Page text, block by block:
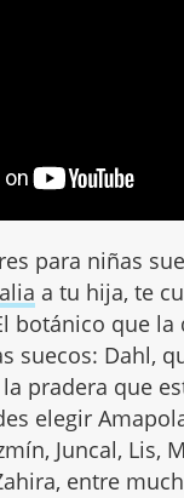
para niñas
a tu hija, te
botánico que
suecos: Dahl,
pradera que
elegir
Juncal, Lis,
entre